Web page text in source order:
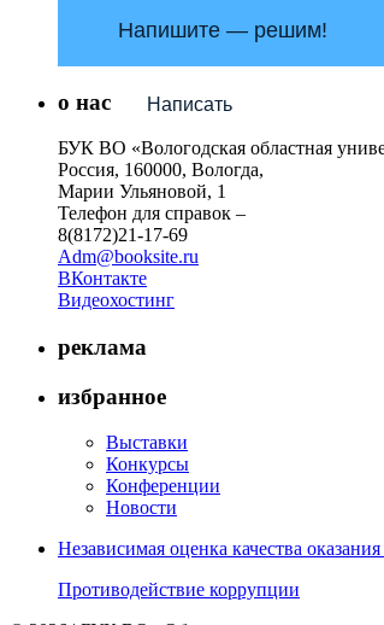
Напишите — решим!
Написать
о нас
БУК ВО «Вологодская областная
Россия, 160000, Вологда,
Марии Ульяновой, 1
Телефон для справок –
8(8172)21-17-69
Adm@booksite.ru
ВКонтакте
Видеохостинг
реклама
избранное
Выставки
Конкурсы
Конференции
Новости
Независимая оценка качества
Противодействие коррупции